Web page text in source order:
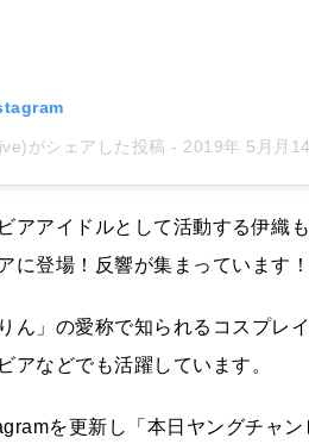
がシェアした投稿 - 2019年 5月月14日
アアイドルとして活動する伊織
に登場！反響が集まっています！
ん」の愛称で知られるコスプレ
アなどでも活躍しています。
を更新し「本日ヤングチャ